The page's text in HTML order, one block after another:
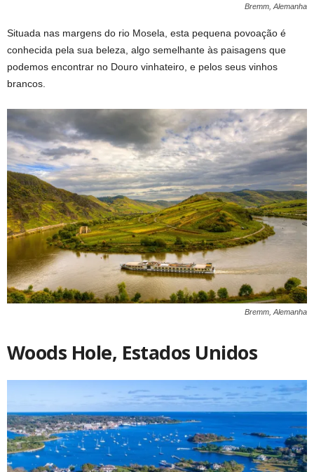
Bremm, Alemanha
Situada nas margens do rio Mosela, esta pequena povoação é
conhecida pela sua beleza, algo semelhante às paisagens que
podemos encontrar no Douro vinhateiro, e pelos seus vinhos
brancos.
Bremm, Alemanha
Woods Hole, Estados Unidos